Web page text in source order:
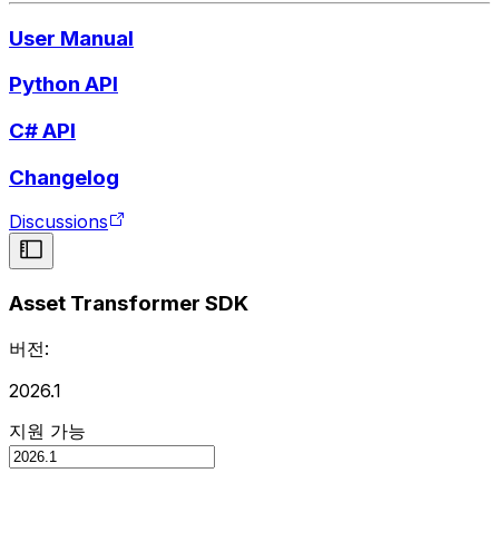
User Manual
Python API
C# API
Changelog
Discussions
Asset Transformer SDK
버전:
2026.1
지원 가능